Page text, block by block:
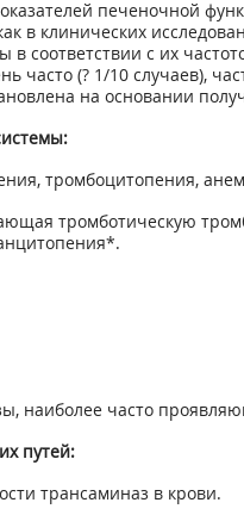
печеночной
в клинических
соответствии с их
(? 1/10 случаев),
на основании
тромбоцитопения,
тромботическую
наиболее часто
путей:
трансаминаз в крови.